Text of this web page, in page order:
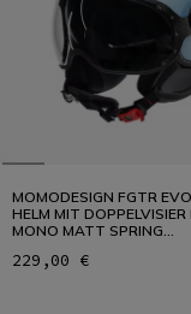
Schutz
MOMODESIGN FGTR
HELM MIT
MONO MATT SPRING
229,00 €